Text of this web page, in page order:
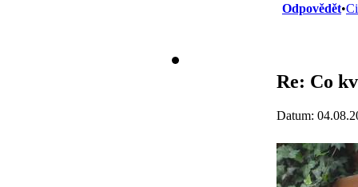
Odpovědět•
Re: Co
Datum: